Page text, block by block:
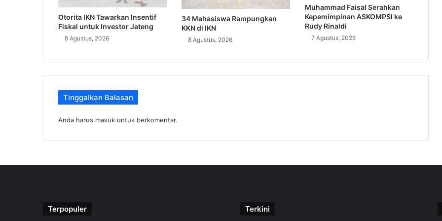
Otorita IKN Tawarkan Insentif
Fiskal untuk Investor Jateng
8 Agustus, 2026
34 Mahasiswa Rampungkan
KKN di IKN
8 Agustus, 2026
Muhammad Faisal Serahkan
Kepemimpinan ASKOMPSI ke
Rudy Rinaldi
7 Agustus, 2026
Tinggalkan Balasan
Anda harus masuk untuk berkomentar.
Terpopuler Terkini